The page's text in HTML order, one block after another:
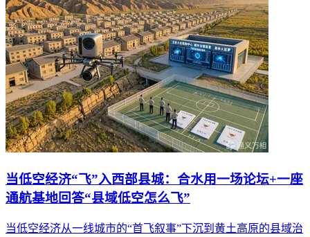
当低空经济“飞”入西部县城：合水用一场论坛+一座
通航基地回答“县域低空怎么飞”
当低空经济从一线城市的“首飞叙事”下沉到黄土高原的县域治